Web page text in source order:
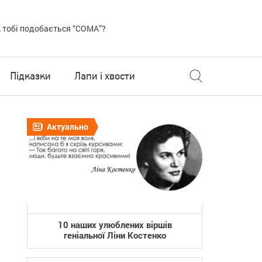
подобається “COMA”?
Підказки Лапи і хвости
Актуально
10 наших улюблених віршів
геніальної Ліни Костенко